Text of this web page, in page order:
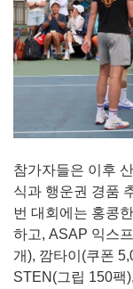
참가자들은 이후
식과 행운권 경품
번 대회에는 홍콩
하고, ASAP 익스
개), 깜타이(쿠폰
STEN(그립 150팩